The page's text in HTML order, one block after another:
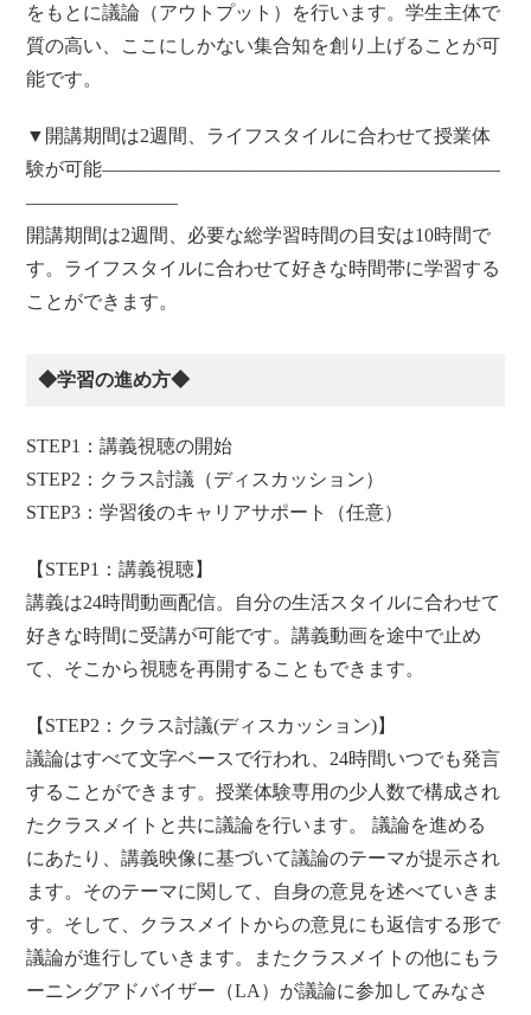
をもとに議論（アウトプット）を行います。学生主体で
質の高い、ここにしかない集合知を創り上げることが可
能です。
▼開講期間は2週間、ライフスタイルに合わせて授業体
験が可能―――――――――――――――――――――
――――――――
開講期間は2週間、必要な総学習時間の目安は10時間で
す。ライフスタイルに合わせて好きな時間帯に学習する
ことができます。
◆学習の進め方◆
STEP1：講義視聴の開始
STEP2：クラス討議（ディスカッション）
STEP3：学習後のキャリアサポート（任意）
【STEP1：講義視聴】
講義は24時間動画配信。自分の生活スタイルに合わせて
好きな時間に受講が可能です。講義動画を途中で止め
て、そこから視聴を再開することもできます。
【STEP2：クラス討議(ディスカッション)】
議論はすべて文字ベースで行われ、24時間いつでも発言
することができます。授業体験専用の少人数で構成され
たクラスメイトと共に議論を行います。 議論を進める
にあたり、講義映像に基づいて議論のテーマが提示され
ます。そのテーマに関して、自身の意見を述べていきま
す。そして、クラスメイトからの意見にも返信する形で
議論が進行していきます。またクラスメイトの他にもラ
ーニングアドバイザー（LA）が議論に参加してみなさ